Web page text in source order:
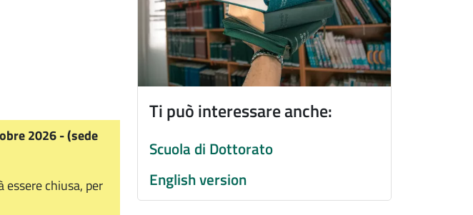
2026 - (sede
essere chiusa, per
Ti può interessare anche:
Scuola di Dottorato
English version